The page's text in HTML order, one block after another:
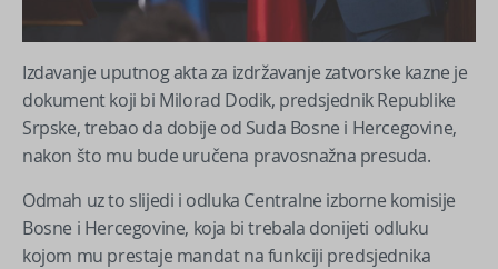
Izdavanje uputnog akta za izdržavanje zatvorske kazne je
dokument koji bi Milorad Dodik, predsjednik Republike
Srpske, trebao da dobije od Suda Bosne i Hercegovine,
nakon što mu bude uručena pravosnažna presuda.
Odmah uz to slijedi i odluka Centralne izborne komisije
Bosne i Hercegovine, koja bi trebala donijeti odluku
kojom mu prestaje mandat na funkciji predsjednika